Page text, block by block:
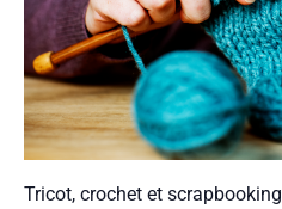
Tricot, crochet et scrapbooking